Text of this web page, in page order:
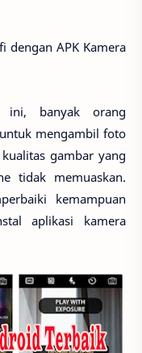
dengan APK Kamera
banyak orang
mengambil foto
gambar yang
tidak memuaskan.
kemampuan
aplikasi kamera